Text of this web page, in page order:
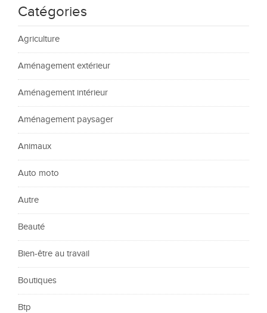
Catégories
Agriculture
Aménagement extérieur
Aménagement intérieur
Aménagement paysager
Animaux
Auto moto
Autre
Beauté
Bien-être au travail
Boutiques
Btp